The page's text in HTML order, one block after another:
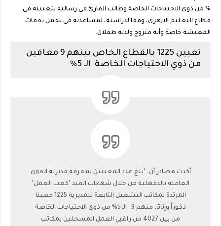
% من ذوى الاحتياجات الخاصة وطالب القارئ فى رسالته بتعيينه فى
قطاع التعليم الازهرى، وفقا لدراسته، لمساعدته فى تحمل نفقات
المعيشة خاصة وأنه متزوج ولديه طفلان.
تعيين 1225 بالقطاع الخاص بينهم 9 معاقين
من ذوي الاحتياجات الخاصة الـ 5%
أكدت مصادر أن :"بلغ عدد المعينين بمعرفة مديرية القوى
العاملة بالدقهلية من خلال شهادات القيد "كعب العمل"
المرتدة لمكاتب التشغيل التابعة للمديرية 1225 معينا
ذكوراً وإناثا، منهم 9 الـ 5% من ذوى الاحتياجات الخاصة
من بين 4027 من راغبي العمل المسجلين بمكاتب